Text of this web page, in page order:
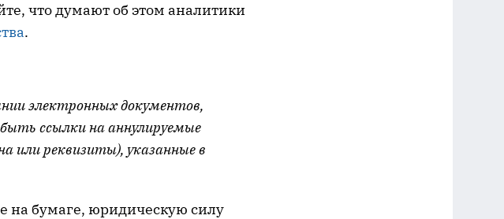
что думают об этом аналитики
.
электронных документов,
ссылки на аннулируемые
или реквизиты), указанные в
на бумаге, юридическую силу